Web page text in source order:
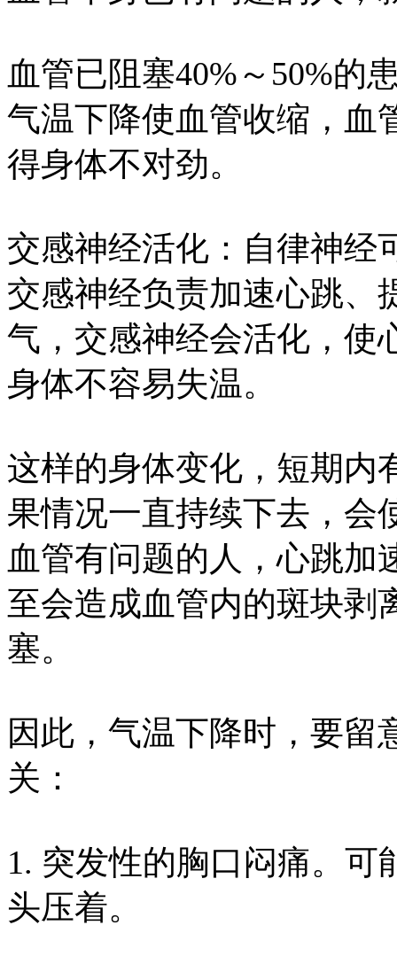
血管已阻塞40%～50%的
气温下降使血管收缩，血
得身体不对劲。
交感神经活化：自律神经
交感神经负责加速心跳、
气，交感神经会活化，使
身体不容易失温。
这样的身体变化，短期内
果情况一直持续下去，会
血管有问题的人，心跳加
至会造成血管内的斑块剥
塞。
因此，气温下降时，要留
关：
1. 突发性的胸口闷痛。
头压着。